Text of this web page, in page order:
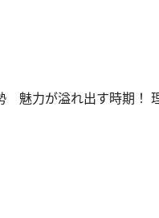
魅力が溢れ出す時期！